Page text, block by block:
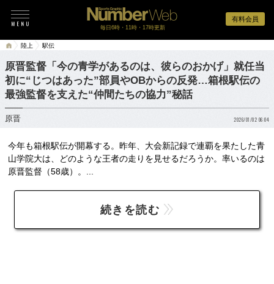
有料会員
毎日6時・11時・17時更新
陸上 駅伝
原晋監督「今の青学があるのは、彼らのおかげ」就任当
初に“じつはあった”部員やOBからの反発…箱根駅伝の
最強監督を支えた“仲間たちの協力”秘話
原晋 2026/01/02 06:04
今年も箱根駅伝が開幕する。昨年、大会新記録で連覇を果たした青
山学院大は、どのような王者の走りを見せるだろうか。率いるのは
原晋監督（58歳）。...
続きを読む